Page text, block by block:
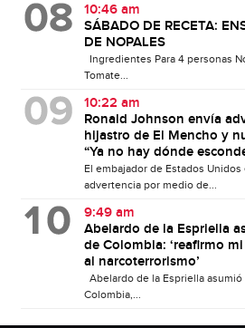
10:46 am
SÁBADO DE RECETA:
DE NOPALES
Ingredientes Para 4 personas
Tomate...
10:22 am
Ronald Johnson envía
hijastro de El Mencho y
“Ya no hay dónde
El embajador de Estados
advertencia por medio de...
9:49 am
Abelardo de la Espriella
de Colombia: ‘reafirmo
al narcoterrorismo’
Abelardo de la Espriella
Colombia,...